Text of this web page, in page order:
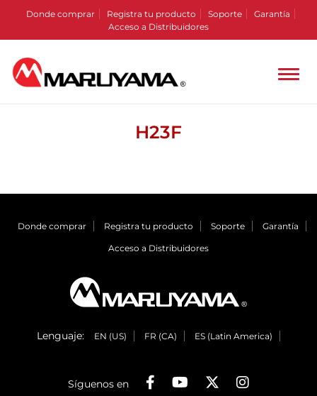
Donde comprar Registra tu producto Soporte
Garantía
Acceso a Distribuidores
H23F
Donde comprar Registra tu producto Soporte Garantía
Acceso a Distribuidores
Lenguaje: EN (US) FR (CA) ES (Latin America)
Síguenos en